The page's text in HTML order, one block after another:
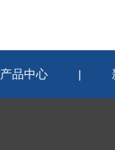
产品中心 |